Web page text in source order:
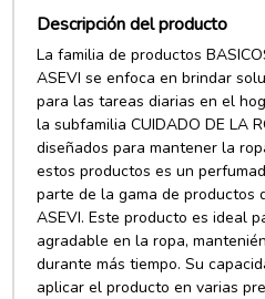
Descripción del producto
La familia de productos
ASEVI se enfoca en brindar
para las tareas diarias en el
la subfamilia CUIDADO DE LA
diseñados para mantener la
estos productos es un
parte de la gama de productos
ASEVI. Este producto es ideal
agradable en la ropa,
durante más tiempo. Su
aplicar el producto en varias